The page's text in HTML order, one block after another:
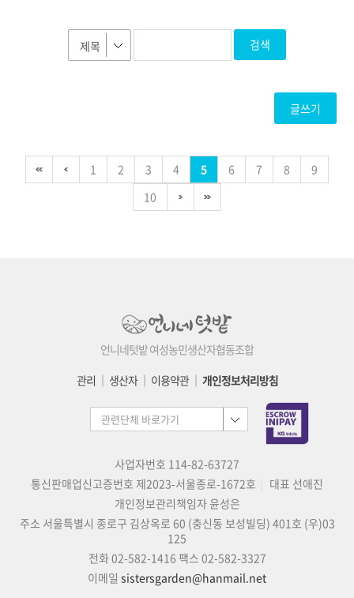
검색
글쓰기
1 2 3 4 5 6 7 8
9
10
언니네텃밭 여성농민생산자협동조합
관리 │ 생산자│ 이용약관│ 개인정보처리방침
사업자번호 114-82-63727
통신판매업신고증번호 제2023-서울종로-1672호
대표 선애진
개인정보관리책임자 윤성은
주소 서울특별시 종로구 김상옥로 60 (충신동 보성빌딩) 401호 (우)03
125
전화 02-582-1416 팩스 02-582-3327
이메일 sistersgarden@hanmail.net